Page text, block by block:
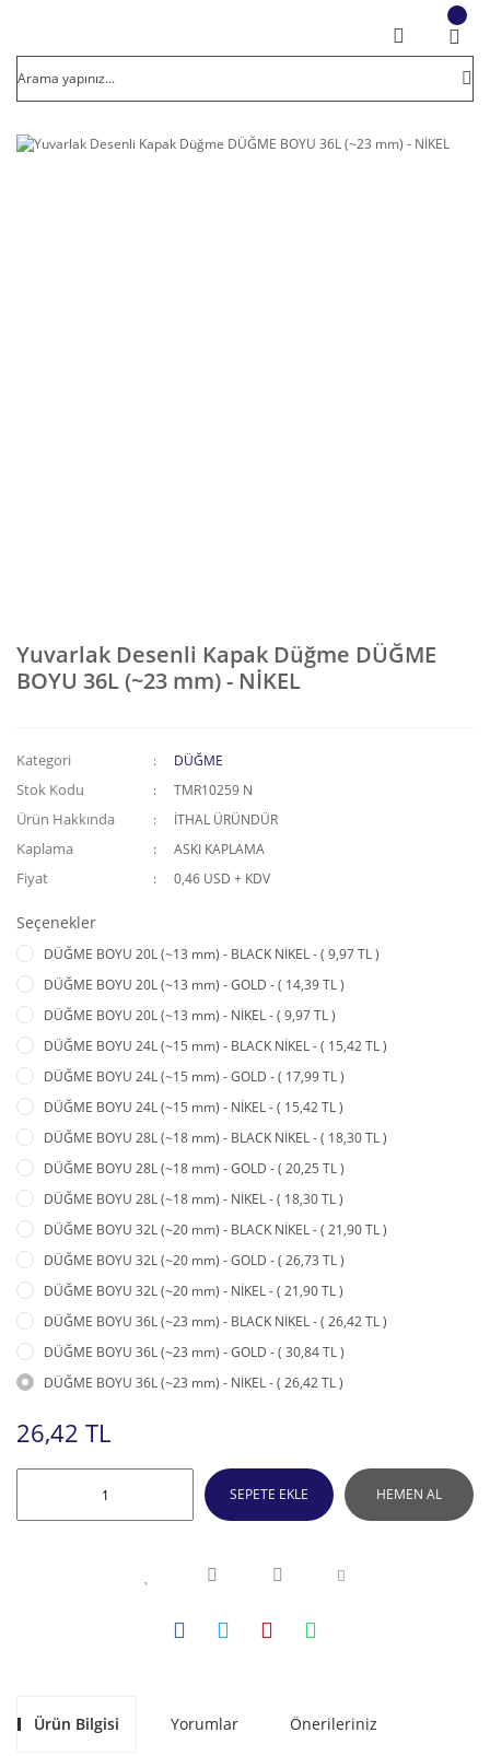
Yuvarlak Desenli Kapak Düğme DÜĞME
BOYU 36L (~23 mm) - NİKEL
Kategori DÜĞME
Stok Kodu TMR10259 N
Ürün Hakkında İTHAL ÜRÜNDÜR
Kaplama ASKI KAPLAMA
Fiyat 0,46 USD + KDV
Seçenekler
DÜĞME BOYU 20L (~13 mm) - BLACK NİKEL - ( 9,97 TL )
DÜĞME BOYU 20L (~13 mm) - GOLD - ( 14,39 TL )
DÜĞME BOYU 20L (~13 mm) - NİKEL - ( 9,97 TL )
DÜĞME BOYU 24L (~15 mm) - BLACK NİKEL - ( 15,42 TL )
DÜĞME BOYU 24L (~15 mm) - GOLD - ( 17,99 TL )
DÜĞME BOYU 24L (~15 mm) - NİKEL - ( 15,42 TL )
DÜĞME BOYU 28L (~18 mm) - BLACK NİKEL - ( 18,30 TL )
DÜĞME BOYU 28L (~18 mm) - GOLD - ( 20,25 TL )
DÜĞME BOYU 28L (~18 mm) - NİKEL - ( 18,30 TL )
DÜĞME BOYU 32L (~20 mm) - BLACK NİKEL - ( 21,90 TL )
DÜĞME BOYU 32L (~20 mm) - GOLD - ( 26,73 TL )
DÜĞME BOYU 32L (~20 mm) - NİKEL - ( 21,90 TL )
DÜĞME BOYU 36L (~23 mm) - BLACK NİKEL - ( 26,42 TL )
DÜĞME BOYU 36L (~23 mm) - GOLD - ( 30,84 TL )
DÜĞME BOYU 36L (~23 mm) - NİKEL - ( 26,42 TL )
26,42 TL
SEPETE EKLE HEMEN AL
Ürün Bilgisi Yorumlar Önerileriniz